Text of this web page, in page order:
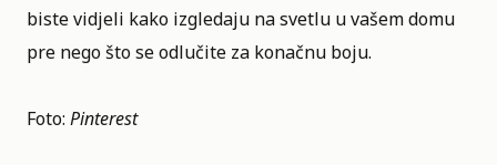
biste vidjeli kako izgledaju na svetlu u vašem domu
pre nego što se odlučite za konačnu boju.
Foto: Pinterest